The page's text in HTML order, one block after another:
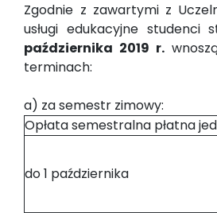
Zgodnie z zawartymi z
usługi edukacyjne
października 2019 r.
terminach:
a) za semestr zimowy:
Opłata semestralna
do 1 października